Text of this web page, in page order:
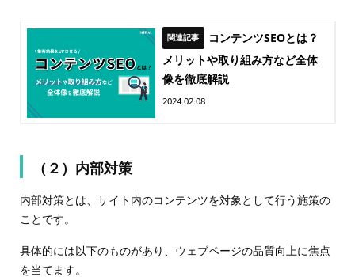
コンテンツSEOとは？
メリットや取り組み方など全体
像を徹底解説
2024.02.08
（２）内部対策
内部対策とは、サイト内のコンテンツを対象として行う施策の
ことです。
具体的には以下のものがあり、ウェブページの品質向上に焦点
を当てます。